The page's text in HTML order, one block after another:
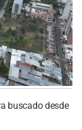
buscado desde